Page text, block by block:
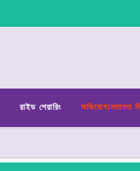
রাইড শেয়ারিং অভিযোগ/মতামত